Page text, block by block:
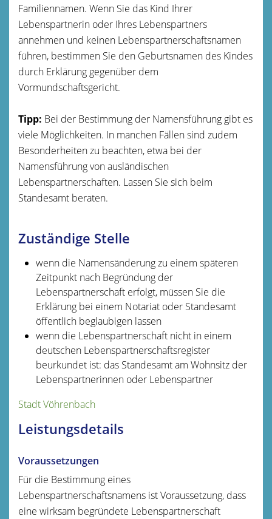
Familiennamen. Wenn Sie das Kind Ihrer
Lebenspartnerin oder Ihres Lebenspartners
annehmen und keinen Lebenspartnerschaftsnamen
führen, bestimmen Sie den Geburtsnamen des Kindes
durch Erklärung gegenüber dem
Vormundschaftsgericht.
Tipp: Bei der Bestimmung der Namensführung gibt es
viele Möglichkeiten. In manchen Fällen sind zudem
Besonderheiten zu beachten, etwa bei der
Namensführung von ausländischen
Lebenspartnerschaften. Lassen Sie sich beim
Standesamt beraten.
Zuständige Stelle
wenn die Namensänderung zu einem späteren
Zeitpunkt nach Begründung der
Lebenspartnerschaft erfolgt, müssen Sie die
Erklärung bei einem Notariat oder Standesamt
öffentlich beglaubigen lassen
wenn die Lebenspartnerschaft nicht in einem
deutschen Lebenspartnerschaftsregister
beurkundet ist: das Standesamt am Wohnsitz der
Lebenspartnerinnen oder Lebenspartner
Stadt Vöhrenbach
Leistungsdetails
Voraussetzungen
Für die Bestimmung eines
Lebenspartnerschaftsnamens ist Voraussetzung, dass
eine wirksam begründete Lebenspartnerschaft